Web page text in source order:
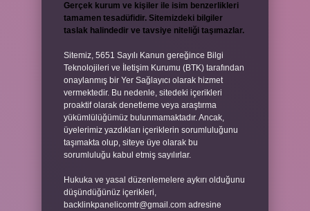
Gerçek kurum ve kişiler ile isim benzerlikleri
tamamen tesadüfidir. Sitemizdeki bilgiler
taslak halindedir ve tavsiye niteliği taşımazlar.
Sitemiz, 5651 Sayılı Kanun gereğince Bilgi
Teknolojileri ve İletişim Kurumu (BTK) tarafından
onaylanmış bir Yer Sağlayıcı olarak hizmet
vermektedir. Bu nedenle, sitedeki içerikleri
proaktif olarak denetleme veya araştırma
yükümlülüğümüz bulunmamaktadır. Ancak,
üyelerimiz yazdıkları içeriklerin sorumluluğunu
taşımakta olup, siteye üye olarak bu
sorumluluğu kabul etmiş sayılırlar.
Hukuka ve yasal düzenlemelere aykırı olduğunu
düşündüğünüz içerikleri,
backlinkpanelicomtr@gmail.com adresine